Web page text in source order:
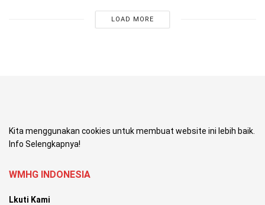
LOAD MORE
Kita menggunakan cookies untuk membuat website ini lebih baik.
Info Selengkapnya!
WMHG INDONESIA
Lkuti Kami